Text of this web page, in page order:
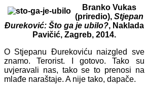
Branko Vukas
(priredio),Stjepan
Đureković: Što ga je ubilo?, Naklada
Pavičić, Zagreb, 2014.
O Stjepanu Đurekoviću naizgled sve
znamo. Terorist. I gotovo. Tako su
uvjeravali nas, tako se to prenosi na
mlađe naraštaje. A nije tako, dapače.